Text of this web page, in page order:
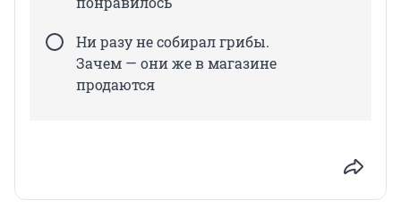
Ни разу не собирал грибы.
Зачем — они же в магазине
продаются